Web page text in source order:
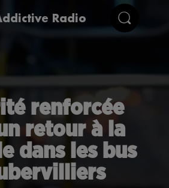
Radio
renforcée
retour à la
dans les bus